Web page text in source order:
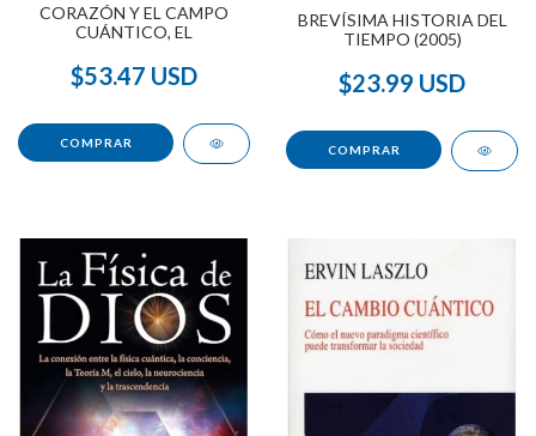
CORAZÓN Y EL CAMPO
CUÁNTICO, EL
$53.47 USD
BREVÍSIMA HISTORIA DEL
TIEMPO (2005)
$23.99 USD